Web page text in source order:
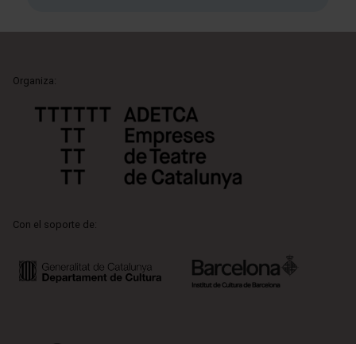
Organiza:
Con el soporte de: